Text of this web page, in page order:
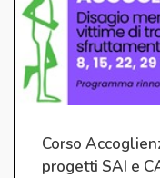
Corso
progetti SAI e